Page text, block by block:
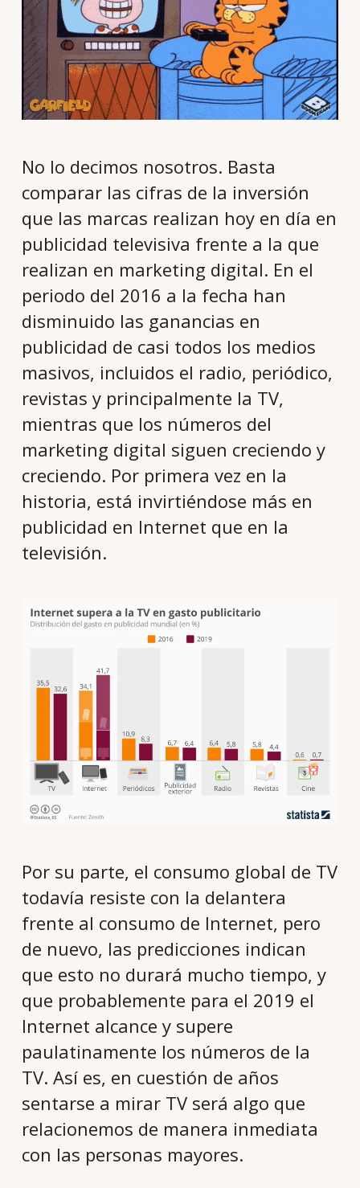
No lo decimos nosotros. Basta
comparar las cifras de la inversión
que las marcas realizan hoy en día en
publicidad televisiva frente a la que
realizan en marketing digital. En el
periodo del 2016 a la fecha han
disminuido las ganancias en
publicidad de casi todos los medios
masivos, incluidos el radio, periódico,
revistas y principalmente la TV,
mientras que los números del
marketing digital siguen creciendo y
creciendo. Por primera vez en la
historia, está invirtiéndose más en
publicidad en Internet que en la
televisión.
Por su parte, el consumo global de TV
todavía resiste con la delantera
frente al consumo de Internet, pero
de nuevo, las predicciones indican
que esto no durará mucho tiempo, y
que probablemente para el 2019 el
Internet alcance y supere
paulatinamente los números de la
TV. Así es, en cuestión de años
sentarse a mirar TV será algo que
relacionemos de manera inmediata
con las personas mayores.